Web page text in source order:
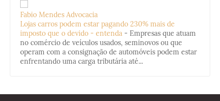
Fabio Mendes Advocacia
Lojas carros podem estar pagando 230% mais de
imposto que o devido - entenda - Empresas que atuam
no comércio de veículos usados, seminovos ou que
operam com a consignação de automóveis podem estar
enfrentando uma carga tributária até...